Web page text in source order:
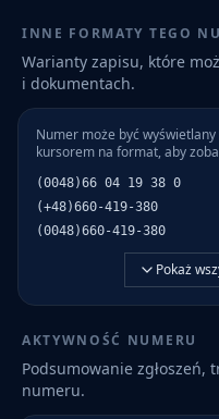
INNE FORMATY TEGO
Warianty zapisu, które
i dokumentach.
Numer może być
kursorem na format, aby
(0048)66 04 19 38 0
(+48)660-419-380
(0048)660-419-380
Pokaż
AKTYWNOŚĆ NUMERU
Podsumowanie zgłoszeń,
numeru.